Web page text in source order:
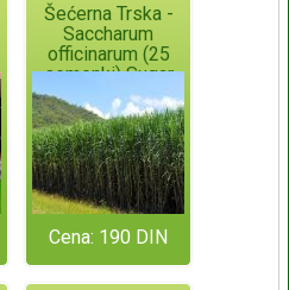
Šećerna Trska -
Saccharum
officinarum (25
semenki) Sugar
Cane
Cena: 190 DIN